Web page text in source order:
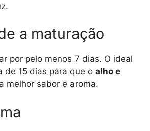
a maturação
por pelo menos 7 dias. O ideal
de 15 dias para que o alho e
melhor sabor e aroma.